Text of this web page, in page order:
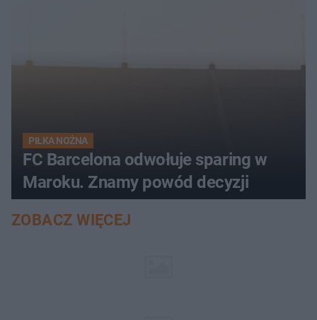
PIŁKA NOŻNA
FC Barcelona odwołuje sparing w
Maroku. Znamy powód decyzji
ZOBACZ WIĘCEJ